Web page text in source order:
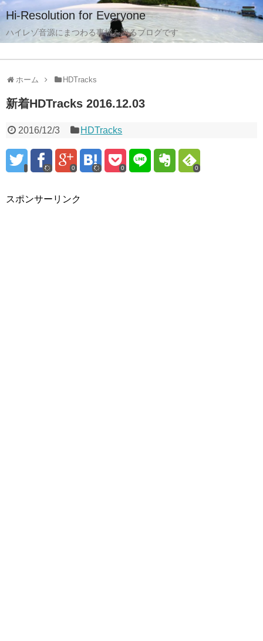
Hi-Resolution for Everyone
ハイレゾ音源にまつわる事柄を語るブログです
ホーム HDTracks
新着HDTracks 2016.12.03
2016/12/3 HDTracks
0 0 0
スポンサーリンク